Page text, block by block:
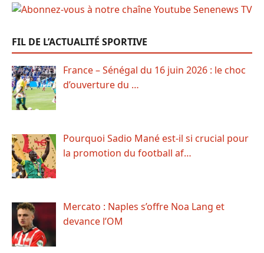
FIL DE L’ACTUALITÉ SPORTIVE
France – Sénégal du 16 juin 2026 : le choc
d’ouverture du …
Pourquoi Sadio Mané est-il si crucial pour
la promotion du football af…
Mercato : Naples s’offre Noa Lang et
devance l’OM